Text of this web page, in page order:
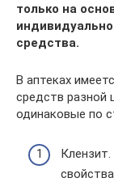
только на
средства.
В аптеках
средств разной
одинаковые по